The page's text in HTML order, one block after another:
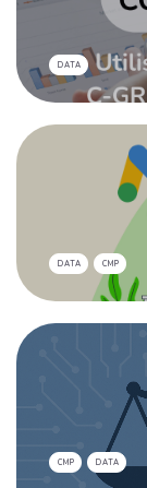
DATA
DATA CMP
CMP DATA